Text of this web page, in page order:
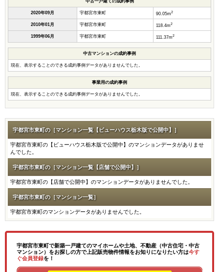
中古一戸建ての成約事例
2020年09月 宇都宮市東町 90.05m2
2010年01月 宇都宮市東町 118.4m2
1999年06月 宇都宮市東町 111.37m2
中古マンションの成約事例
現在、表示することのできる成約事例データがありませんでした。
事業用の成約事例
現在、表示することのできる成約事例データがありませんでした。
宇都宮市東町の［マンション一覧【ビューハウス栃木版で公開中】］
宇都宮市東町の【ビューハウス栃木版で公開中】のマンションデータがありませ
んでした。
宇都宮市東町の［マンション一覧【店舗で公開中】］
宇都宮市東町の【店舗で公開中】のマンションデータがありませんでした。
宇都宮市東町の［マンション一覧］
宇都宮市東町のマンションデータがありませんでした。
宇都宮市東町で新築一戸建てのマイホームや土地、不動産（中古住宅・中古
マンション）をお探しの方で上記販売物件情報をお知りになりたい方は今す
ぐ会員登録を！